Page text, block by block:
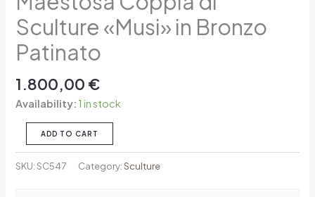
Sculture «Musi» in Bronzo
Patinato
1.800,00 €
Availability:1 in stock
ADD TO CART
SKU:SC547 Category:Sculture